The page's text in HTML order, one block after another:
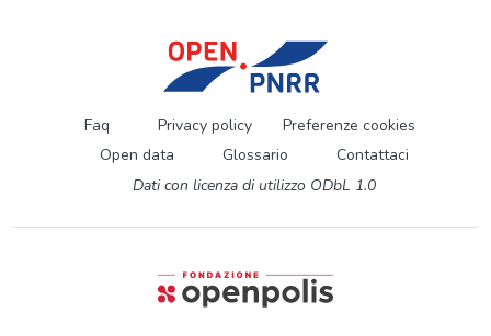
Faq Privacy policy
Preferenze cookies
Open data
Glossario
Contattaci
Dati con licenza di utilizzo ODbL 1.0